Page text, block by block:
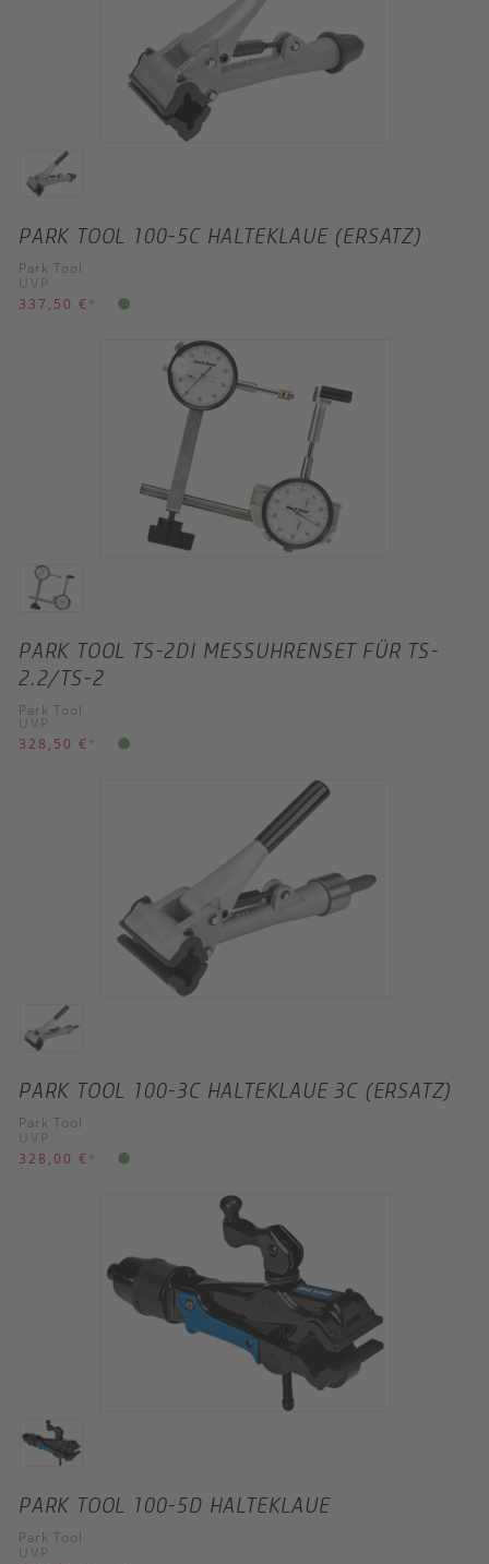
PARK TOOL 100-5C HALTEKLAUE (ERSATZ)
Park Tool
UVP
337,50 € *
PARK TOOL TS-2DI MESSUHRENSET FÜR TS-
2.2/TS-2
Park Tool
UVP
328,50 € *
PARK TOOL 100-3C HALTEKLAUE 3C (ERSATZ)
Park Tool
UVP
328,00 € *
PARK TOOL 100-5D HALTEKLAUE
Park Tool
UVP